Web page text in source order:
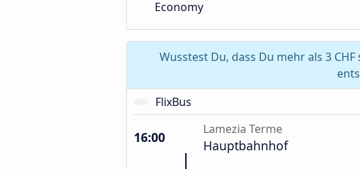
Economy
Wusstest Du, dass Du mehr als 3
FlixBus
16:00 Lamezia Terme
Hauptbahnhof